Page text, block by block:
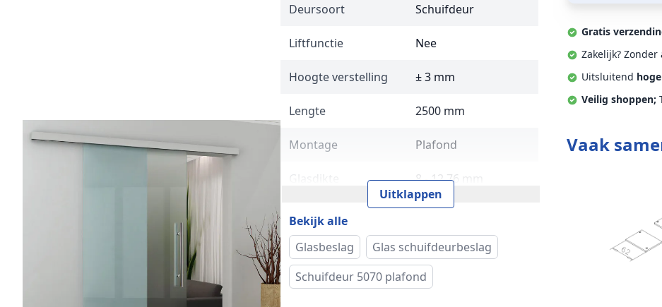
Deursoort Schuifdeur
Liftfunctie Nee
Hoogte verstelling ± 3 mm
Lengte 2500 mm
Montage Plafond
Glasdikte 8 - 12,76 mm
G-Fittings
Model 5070
Uitklappen
Bekijk alle
Glasbeslag
Glas schuifdeurbeslag
Schuifdeur 5070 plafond
Gratis
Zakelijk? Zonder
Uitsluitend
Veilig shoppen;
Vaak